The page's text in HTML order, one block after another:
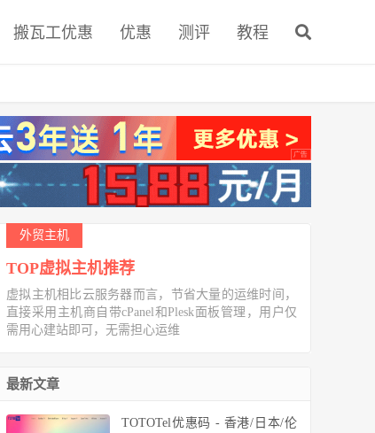
搬瓦工优惠 优惠 测评 教程
外贸主机
TOP虚拟主机推荐
虚拟主机相比云服务器而言，节省大量的运维时间，
直接采用主机商自带cPanel和Plesk面板管理，用户仅
需用心建站即可，无需担心运维
最新文章
TOTOTel优惠码 - 香港/日本/伦